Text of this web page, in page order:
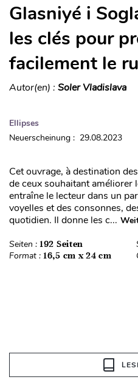
Glasniyé i
les clés pour
facilement le
Autor(en) : Soler Vladislava
Ellipses
Neuerscheinung : 29.08.2023
Cet ouvrage, à destination
de ceux souhaitant améliorer
entraîne le lecteur dans un
voyelles et des consonnes,
quotidien. Il donne les c...
Seiten : 192 Seiten
Format : 16,5 cm x 24 cm